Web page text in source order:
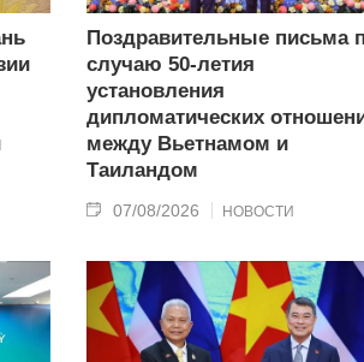
Поздравительные письма
случаю 50-летия
установления
дипломатических
между Вьетнамом и
Таиландом
07/08/2026 НОВОСТИ